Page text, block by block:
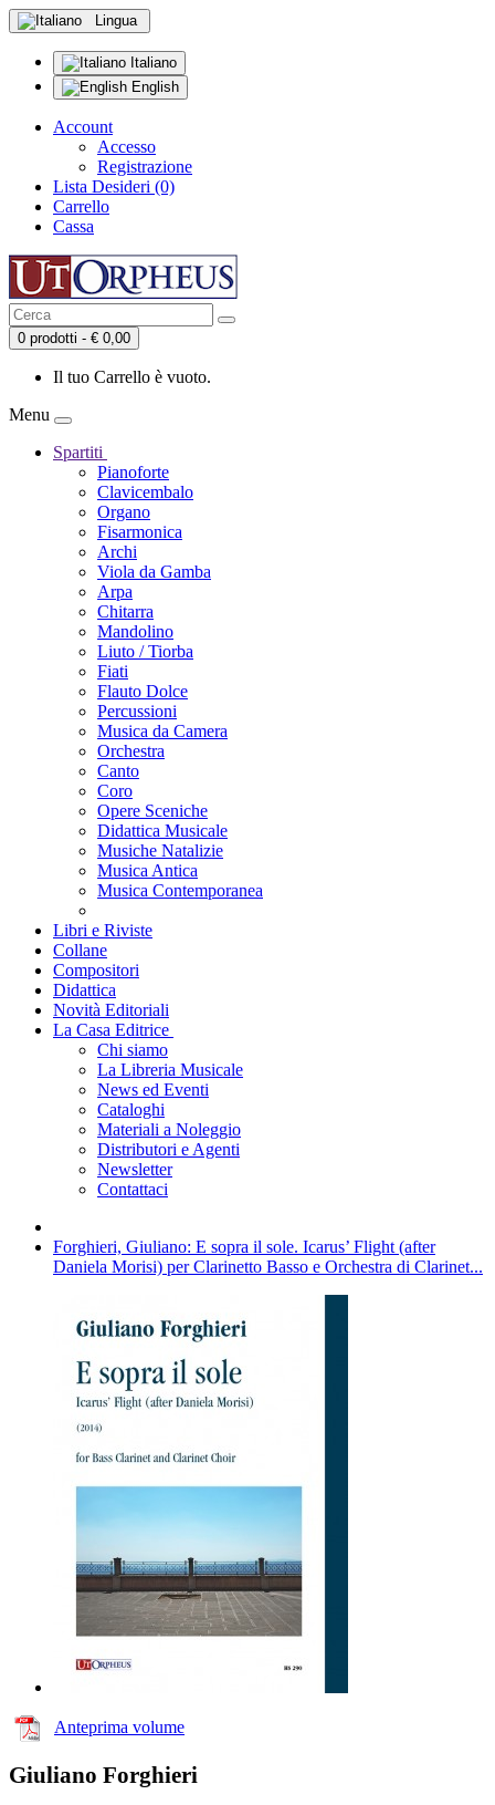
Lingua
Italiano
English
Account
Accesso
Registrazione
Lista Desideri (0)
Carrello
Cassa
0 prodotti - € 0,00
Il tuo Carrello è vuoto.
Menu
Spartiti
Pianoforte
Clavicembalo
Organo
Fisarmonica
Archi
Viola da Gamba
Arpa
Chitarra
Mandolino
Liuto / Tiorba
Fiati
Flauto Dolce
Percussioni
Musica da Camera
Orchestra
Canto
Coro
Opere Sceniche
Didattica Musicale
Musiche Natalizie
Musica Antica
Musica Contemporanea
Libri e Riviste
Collane
Compositori
Didattica
Novità Editoriali
La Casa Editrice
Chi siamo
La Libreria Musicale
News ed Eventi
Cataloghi
Materiali a Noleggio
Distributori e Agenti
Newsletter
Contattaci
Forghieri, Giuliano: E sopra il sole. Icarus’ Flight (after
Daniela Morisi) per Clarinetto Basso e Orchestra di Clarinet...
Anteprima volume
Giuliano Forghieri